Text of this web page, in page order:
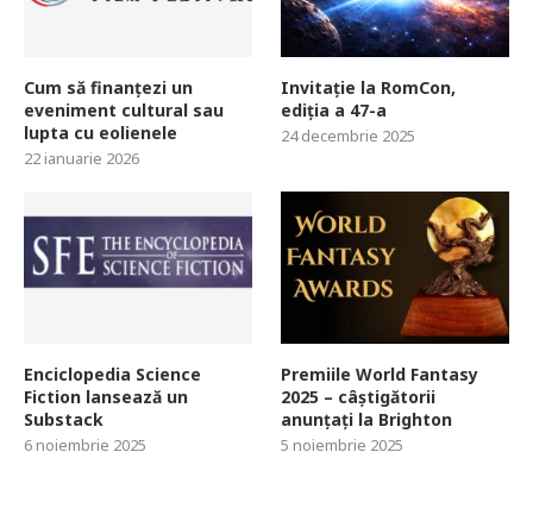
Cum să finanțezi un
eveniment cultural sau
lupta cu eolienele
22 ianuarie 2026
Invitație la RomCon,
ediția a 47-a
24 decembrie 2025
Enciclopedia Science
Fiction lansează un
Substack
6 noiembrie 2025
Premiile World Fantasy
2025 – câștigătorii
anunțați la Brighton
5 noiembrie 2025